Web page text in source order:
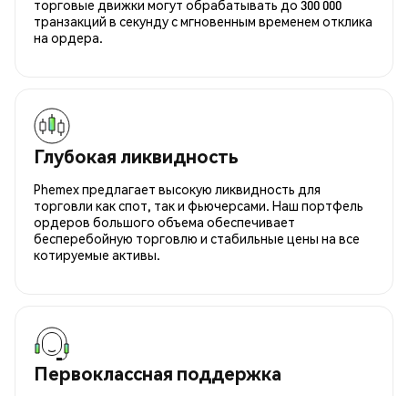
торговые движки могут обрабатывать до 300 000
транзакций в секунду с мгновенным временем отклика
на ордера.
Глубокая ликвидность
Phemex предлагает высокую ликвидность для
торговли как спот, так и фьючерсами. Наш портфель
ордеров большого объема обеспечивает
бесперебойную торговлю и стабильные цены на все
котируемые активы.
Первоклассная поддержка